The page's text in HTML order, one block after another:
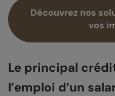
Découvrez nos
vos
Le principal
l’emploi d’un